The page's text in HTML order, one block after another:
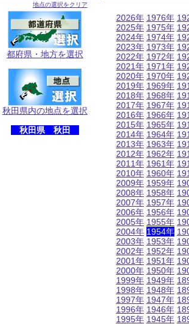
地点の選択をクリア
都府県・地方を選択
秋田県内の地点を選択
秋田県 秋田
2026年
2025年
2024年
2023年
2022年
2021年
2020年
2019年
2018年
2017年
2016年
2015年
2014年
2013年
2012年
2011年
2010年
2009年
2008年
2007年
2006年
2005年
2004年
2003年
2002年
2001年
2000年
1999年
1998年
1997年
1996年
1995年
1976年
1975年
1974年
1973年
1972年
1971年
1970年
1969年
1968年
1967年
1966年
1965年
1964年
1963年
1962年
1961年
1960年
1959年
1958年
1957年
1956年
1955年
1954年
1953年
1952年
1951年
1950年
1949年
1948年
1947年
1946年
1945年